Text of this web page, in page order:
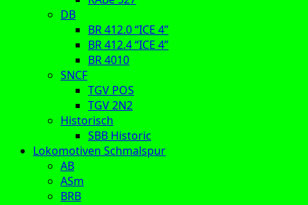
DB
BR 412.0 “ICE 4”
BR 412.4 “ICE 4”
BR 4010
SNCF
TGV POS
TGV 2N2
Historisch
SBB Historic
Lokomotiven Schmalspur
AB
ASm
BRB